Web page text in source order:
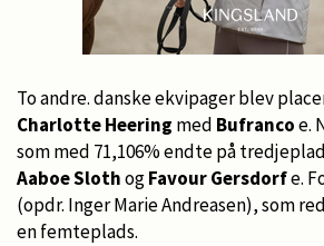
To andre. danske ekvipager blev
Charlotte Heering med Bufrancoe.
som med 71,106% endte på
Aaboe SlothogFavour Gersdorfe.
(opdr. Inger Marie Andreasen), som
en femteplads.